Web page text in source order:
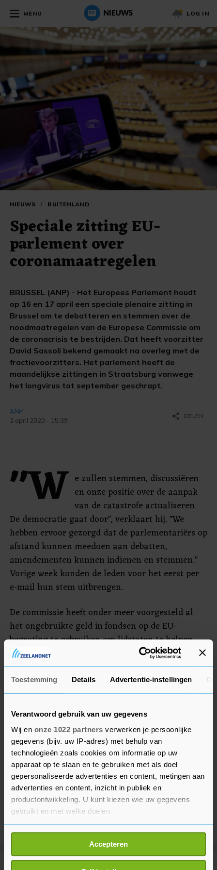
Toestemming Details Advertentie-instellingen
Verantwoord gebruik van uw gegevens
Wij en onze 1022 partners verwerken je persoonlijke
gegevens (bijv. uw IP-adres) met behulp van
technologieën zoals cookies om informatie op uw
apparaat op te slaan en te gebruiken met als doel
gepersonaliseerde advertenties en content, metingen aan
advertenties en content, inzicht in publiek en
productontwikkeling. U kunt kiezen wie uw gegevens
gebruikt en met welke doelen.
Als u het toestaat, willen we ook graag:
Informatie verzamelen over uw geografische
locatie, die tot een paar meter nauwkeurig kan zijn
Accepteren
MENU LOG IN
NIEUWS / BUITENLAND
Speciale zitting EU-
parlement over
coronamaatregelen
BRUSSEL (ANP) - Het Europees Parlement houdt
op 16 en 17 april een speciale plenaire zitting in
Brussel om te debatteren en stemmen over de
noodmaatregelen van de Europese Commissie om
de coronacrisis te bestrijden. Dat heeft voorzitter
David Sassoli bekend gemaakt na overleg met de
fractievoorzitters. Het parlement heeft de
maandelijkse zittingen in Straatsburg vanwege
het longvirus tot september geschrapt.
ANP
2 april 2020 - 15:39
share DELEN
"W e zullen stemmen, discussiëren
en onze positie over de aanpak
van de catastrofe actualiseren.
De democratie gaat door", verklaart hij. "We
hebben ervoor gezorgd dat de parlementariërs op
afstand kunnen meedoen aan debatten,
amendementen kunnen indienen en stemmen."
Vorige week konden de leden voor het eerst per
e-mail hun stem uitbrengen.
De commissie heeft onder meer voorgesteld al
het ongebruikte geld in fondsen op de EU-
begroting te gebruiken om lidstaten te helpen.
Daar moet het parlement mee instemmen.